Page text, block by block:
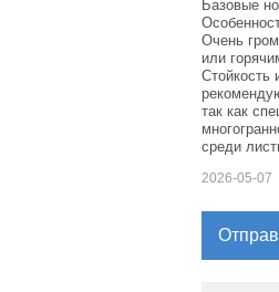
Базовые
Очень
или
так как
среди
2026-05-07